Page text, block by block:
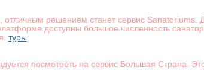
отличным решением станет сервис Sanatoriums.
доступны большое численность
туры
посмотреть на сервис Большая Страна.